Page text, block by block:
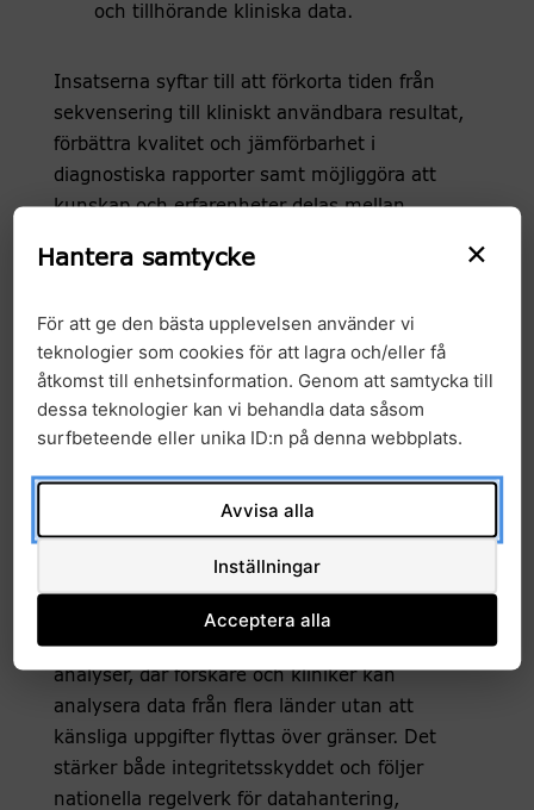
och tillhörande kliniska data.
Insatserna syftar till att förkorta tiden från
sekvensering till kliniskt användbara resultat,
förbättra kvalitet och jämförbarhet i
diagnostiska rapporter samt möjliggöra att
kunskap och erfarenheter delas mellan
användning av data
En central ambition i partnerskapet är att
skapa nytta genom att bättre ta tillvara på de
genomiska och kliniska data som genereras
inom den rutinmässiga vården. Genom
standardisering och harmonisering av
datamodeller ska GMS och Hartwig göra data
jämförbara och möjliga att återanvända för
forskning, kvalitetsuppföljning samt utveckling
av nya diagnostiska metoder och behandlingar.
På sikt är målet att möjliggöra federerade
analyser, där forskare och kliniker kan
analysera data från flera länder utan att
känsliga uppgifter flyttas över gränser. Det
stärker både integritetsskyddet och följer
nationella regelverk för datahantering,
×
Hantera samtycke
För att ge den bästa upplevelsen använder vi
teknologier som cookies för att lagra och/eller få
åtkomst till enhetsinformation. Genom att samtycka till
dessa teknologier kan vi behandla data såsom
surfbeteende eller unika ID:n på denna webbplats.
Avvisa alla
Inställningar
Acceptera alla